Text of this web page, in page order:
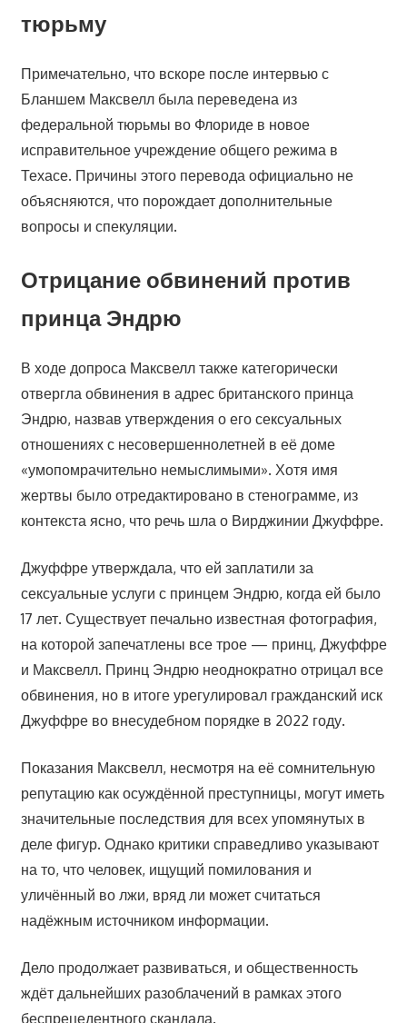
тюрьму
Примечательно, что вскоре после интервью с
Бланшем Максвелл была переведена из
федеральной тюрьмы во Флориде в новое
исправительное учреждение общего режима в
Техасе. Причины этого перевода официально не
объясняются, что порождает дополнительные
вопросы и спекуляции.
Отрицание обвинений против
принца Эндрю
В ходе допроса Максвелл также категорически
отвергла обвинения в адрес британского принца
Эндрю, назвав утверждения о его сексуальных
отношениях с несовершеннолетней в её доме
«умопомрачительно немыслимыми». Хотя имя
жертвы было отредактировано в стенограмме, из
контекста ясно, что речь шла о Вирджинии Джуффре.
Джуффре утверждала, что ей заплатили за
сексуальные услуги с принцем Эндрю, когда ей было
17 лет. Существует печально известная фотография,
на которой запечатлены все трое — принц, Джуффре
и Максвелл. Принц Эндрю неоднократно отрицал все
обвинения, но в итоге урегулировал гражданский иск
Джуффре во внесудебном порядке в 2022 году.
Показания Максвелл, несмотря на её сомнительную
репутацию как осуждённой преступницы, могут иметь
значительные последствия для всех упомянутых в
деле фигур. Однако критики справедливо указывают
на то, что человек, ищущий помилования и
уличённый во лжи, вряд ли может считаться
надёжным источником информации.
Дело продолжает развиваться, и общественность
ждёт дальнейших разоблачений в рамках этого
беспрецедентного скандала.